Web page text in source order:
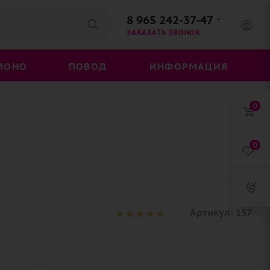
8 965 242-37-47
ЗАКАЗАТЬ ЗВОНОК
ПОВОД ИНФОРМАЦИЯ
0
0